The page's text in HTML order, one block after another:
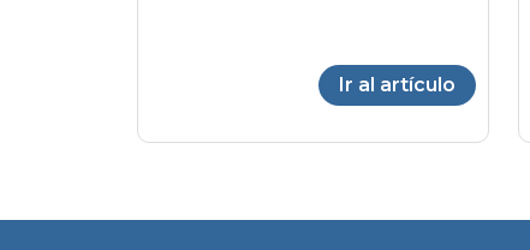
Ir al artículo